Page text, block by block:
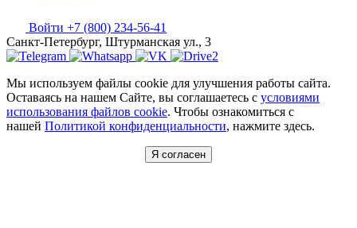
Войти +7 (800) 234-56-41
Санкт-Петербург, Штурманская ул., 3
Мы используем файлы cookie для улучшения работы сайта.
Оставаясь на нашем Сайте, вы соглашаетесь с условиями
использования файлов cookie. Чтобы ознакомиться с
нашей Политикой конфиденциальности, нажмите здесь.
Я согласен